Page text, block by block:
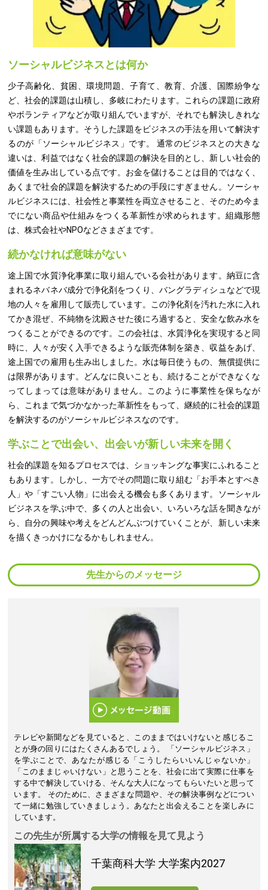
ソーシャルビジネスとは何か
少子高齢化、貧困、環境問題、子育て、教育、介護、国際紛争な
ど、社会的課題は山積し、多岐にわたります。これらの課題に政府
やボランティアなどが取り組んでいますが、それでも解決しきれな
い課題もあります。そうした課題をビジネスの手法を用いて解決す
るのが「ソーシャルビジネス」です。 通常のビジネスとの大きな
違いは、利益ではなく社会的課題の解決を目的とし、新しい社会的
価値を生み出している点です。お金を儲けることは目的ではなく、
あくまで社会的課題を解決するための手段にすぎません。ソーシャ
ルビジネスには、社会性と事業性を両立させること、そのため今ま
でにない商品や仕組みをつくる革新性が求められます。組織形態
は、株式会社やNPOなどさまざまです。
続かなければ意味がない
途上国で水質浄化事業に取り組んでいる会社があります。納豆に含
まれるネバネバ成分で浄化剤をつくり、バングラディシュなどで現
地の人々を雇用して販売しています。この浄化剤を汚れた水に入れ
てかき混ぜ、不純物を沈殿させた後にろ過すると、安全な飲み水を
つくることができるのです。この会社は、水質浄化を実現すると同
時に、人々が安く入手できるような販売体制を築き、収益をあげ、
途上国での雇用も生み出しました。水は毎日使うもの、無償提供に
は限界があります。どんなに良いことも、続けることができなくな
ってしまっては意味がありません。このように事業性を保ちなが
ら、これまで気づかなかった革新性をもって、継続的に社会的課題
を解決するのがソーシャルビジネスなのです。
学ぶことで出会い、出会いが新しい未来を開く
社会的課題を知るプロセスでは、ショッキングな事実にふれること
もあります。しかし、一方でその問題に取り組む「お手本とすべき
人」や「すごい人物」に出会える機会も多くあります。ソーシャル
ビジネスを学ぶ中で、多くの人と出会い、いろいろな話を聞きなが
ら、自分の興味や考えをどんどんぶつけていくことが、新しい未来
を描くきっかけになるかもしれません。
先生からのメッセージ
テレビや新聞などを見ていると、このままではいけないと感じるこ
とが身の回りにはたくさんあるでしょう。 「ソーシャルビジネス」
を学ぶことで、あなたが感じる「こうしたらいいんじゃないか」
「このままじゃいけない」と思うことを、社会に出て実際に仕事を
する中で解決していける、そんな大人になってもらいたいと思って
います。 そのために、さまざまな問題や、その解決事例などについ
て一緒に勉強していきましょう。あなたと出会えることを楽しみに
しています。
この先生が所属する大学の情報を見て見よう
千葉商科大学 大学案内2027